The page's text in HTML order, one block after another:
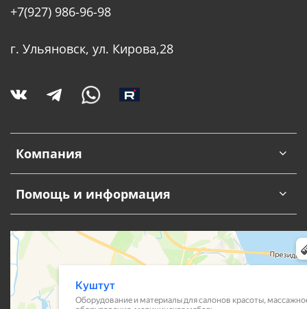
Компания
Помощь и информация
+7(927) 986-96-98
г. Ульяновск, ул. Кирова,28